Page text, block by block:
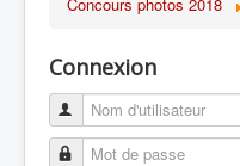
TOUT SUR LE GUMS
ESCALADE
ALPINISME
Connexion